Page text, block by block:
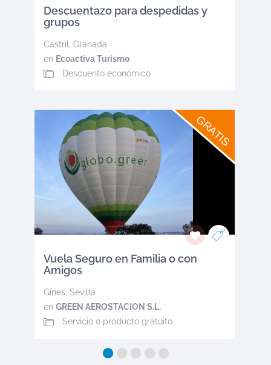
Descuentazo para despedidas y
grupos
Castril
Granada
en Ecoactiva Turismo
Descuento económico
GRATIS
Vuela Seguro en Familia o con
Amigos
Gines, Sevilla
en GREEN AEROSTACION S.L.
Servicio o producto gratuito